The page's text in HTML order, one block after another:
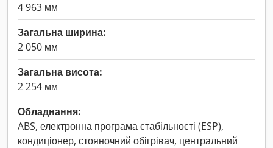
4 963 мм
Загальна ширина:
2 050 мм
Загальна висота:
2 254 мм
Обладнання:
ABS, електронна програма стабільності (ESP),
кондиціонер, стояночний обігрівач, центральний